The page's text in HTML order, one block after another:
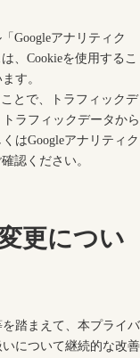
Googleアナリティク
、Cookieを使用するこ
す。
とで、トラフィックデ
ラフィックデータから
はGoogleアナリティク
認ください。
更につい
踏まえて、本プライバ
について継続的な改善